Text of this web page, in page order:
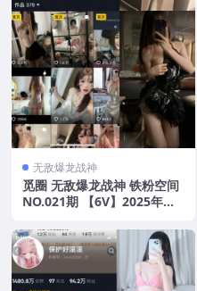
无敌爆龙战神
觅圈 无敌爆龙战神 铁粉空间
NO.021期 【6V】2025年最